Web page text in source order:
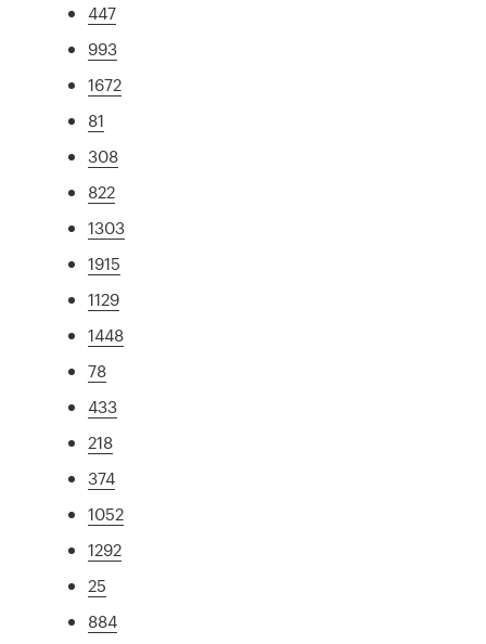
447
993
1672
81
308
822
1303
1915
1129
1448
78
433
218
374
1052
1292
25
884